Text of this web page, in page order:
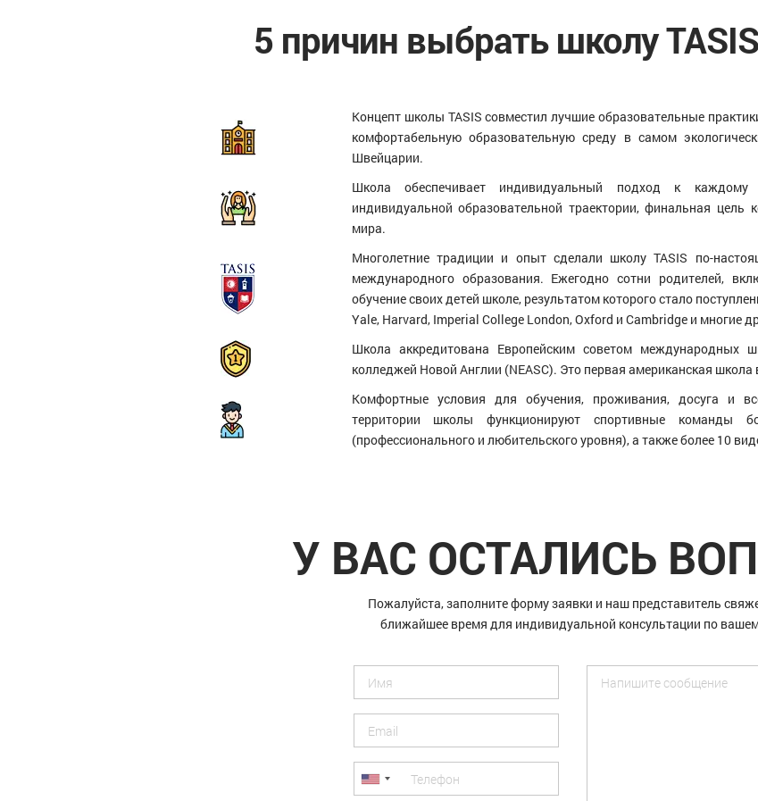
5 причин выбрать школу
Концепт школы TASIS совместил лучшие образовательные
комфортабельную образовательную среду в самом
Швейцарии.
Школа обеспечивает индивидуальный подход к каждому
индивидуальной образовательной траектории, финальная цель
мира.
Многолетние традиции и опыт сделали школу TASIS по-
международного образования. Ежегодно сотни родителей,
обучение своих детей школе, результатом которого стало
Yale, Harvard, Imperial College London, Oxford и Cambridge и многие
Школа аккредитована Европейским советом
колледжей Новой Англии (NEASC). Это первая американская школа
Комфортные условия для обучения, проживания, досуга и
территории школы функционируют спортивные
(профессионального и любительского уровня), а также более 10
У ВАС ОСТАЛИСЬ
Пожалуйста, заполните форму заявки и наш представитель
ближайшее время для индивидуальной консультации по